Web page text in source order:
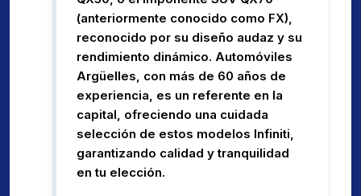
(anteriormente conocido como FX),
reconocido por su diseño audaz y su
rendimiento dinámico. Automóviles
Argüelles, con más de 60 años de
experiencia, es un referente en la
capital, ofreciendo una cuidada
selección de estos modelos Infiniti,
garantizando calidad y tranquilidad
en tu elección.